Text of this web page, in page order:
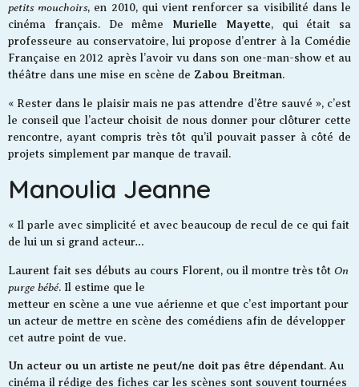
petits mouchoirs, en 2010, qui vient renforcer sa visibilité dans le
cinéma français. De même Murielle Mayette, qui était sa
professeure au conservatoire, lui propose d’entrer à la Comédie
Française en 2012 après l’avoir vu dans son one-man-show et au
théâtre dans une mise en scène de Zabou Breitman.
« Rester dans le plaisir mais ne pas attendre d’être sauvé », c’est
le conseil que l’acteur choisit de nous donner pour clôturer cette
rencontre, ayant compris très tôt qu’il pouvait passer à côté de
projets simplement par manque de travail.
Manoulia Jeanne
« Il parle avec simplicité et avec beaucoup de recul de ce qui fait
de lui un si grand acteur…
Laurent fait ses débuts au cours Florent, ou il montre très tôt On
purge bébé. Il estime que le
metteur en scène a une vue aérienne et que c’est important pour
un acteur de mettre en scène des comédiens afin de développer
cet autre point de vue.
Un acteur ou un artiste ne peut/ne doit pas être dépendant. Au
cinéma il rédige des fiches car les scènes sont souvent tournées